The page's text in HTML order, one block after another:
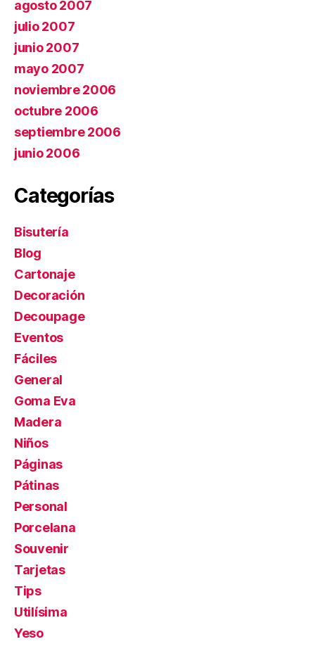
agosto 2007
julio 2007
junio 2007
mayo 2007
noviembre 2006
octubre 2006
septiembre 2006
junio 2006
Categorías
Bisutería
Blog
Cartonaje
Decoración
Decoupage
Eventos
Fáciles
General
Goma Eva
Madera
Niños
Páginas
Pátinas
Personal
Porcelana
Souvenir
Tarjetas
Tips
Utilísima
Yeso